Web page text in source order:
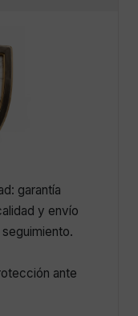
garantía
y envío
ante